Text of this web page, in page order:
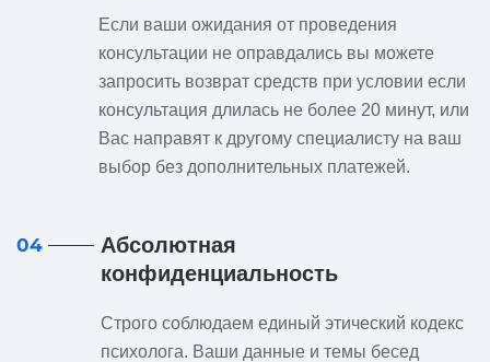
Если ваши ожидания от проведения
консультации не оправдались вы можете
запросить возврат средств при условии если
консультация длилась не более 20 минут, или
Вас направят к другому специалисту на ваш
выбор без дополнительных платежей.
04
Абсолютная
конфиденциальность
Строго соблюдаем единый этический кодекс
психолога. Ваши данные и темы бесед